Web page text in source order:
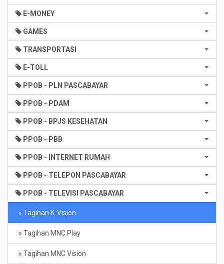
E-MONEY
GAMES
TRANSPORTASI
E-TOLL
PPOB - PLN PASCABAYAR
PPOB - PDAM
PPOB - BPJS KESEHATAN
PPOB - PBB
PPOB - INTERNET RUMAH
PPOB - TELEPON PASCABAYAR
PPOB - TELEVISI PASCABAYAR
» Tagihan K-Vision
» Tagihan MNC Play
» Tagihan MNC Vision